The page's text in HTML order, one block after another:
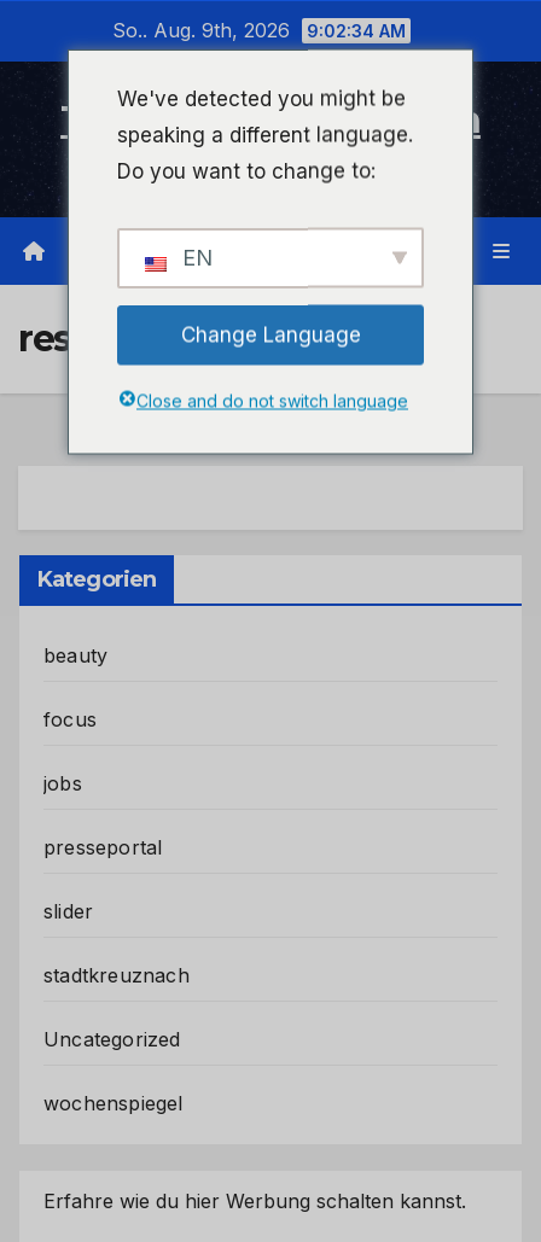
wechseln
So.. Aug. 9th, 2026 9:02:34 AM
Timeline Bad Kreuznach
Infonetzwerk für Bad Kreuznach
results
Kategorien
beauty
focus
jobs
presseportal
slider
stadtkreuznach
Uncategorized
wochenspiegel
Erfahre wie du hier Werbung schalten kannst.
We've detected you might be
speaking a different language.
Do you want to change to:
EN
Change Language
Close and do not switch language